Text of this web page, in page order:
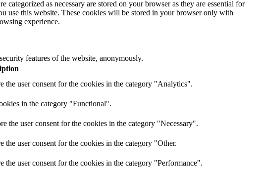
as necessary are stored on your browser as they are essential for
use this website. These cookies will be stored in your browser only with
experience.
features of the website, anonymously.
user consent for the cookies in the category "Analytics".
in the category "Functional".
the user consent for the cookies in the category "Necessary".
user consent for the cookies in the category "Other.
user consent for the cookies in the category "Performance".